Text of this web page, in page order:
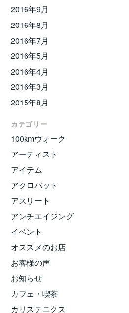
2016年9月
2016年8月
2016年7月
2016年5月
2016年4月
2016年3月
2015年8月
カテゴリー
100kmウォーク
アーティスト
アイテム
アクロバット
アスリート
アンチエイジング
イベント
オススメのお店
お客様の声
お知らせ
カフェ・喫茶
カリステニクス